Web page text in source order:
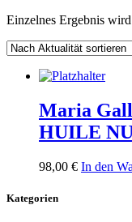
Einzelnes Ergebnis
Maria
HUILE
98,00 € In den
Kategorien